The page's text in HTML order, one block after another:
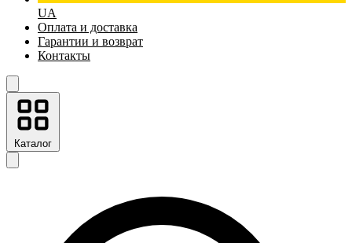
UA
Оплата и доставка
Гарантии и возврат
Контакты
Каталог